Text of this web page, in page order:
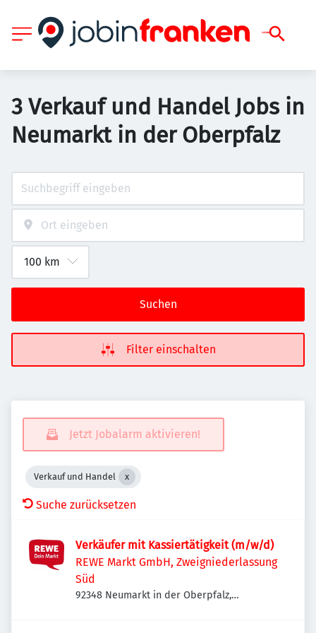
3 Verkauf und Handel Jobs in
Neumarkt in der Oberpfalz
Suchen
Filter einschalten
Jetzt Jobalarm aktivieren!
Verkauf und Handel
Suche zurücksetzen
Verkäufer mit Kassiertätigkeit (m/w/d)
REWE Markt GmbH, Zweigniederlassung
Süd
92348 Neumarkt in der Oberpfalz,